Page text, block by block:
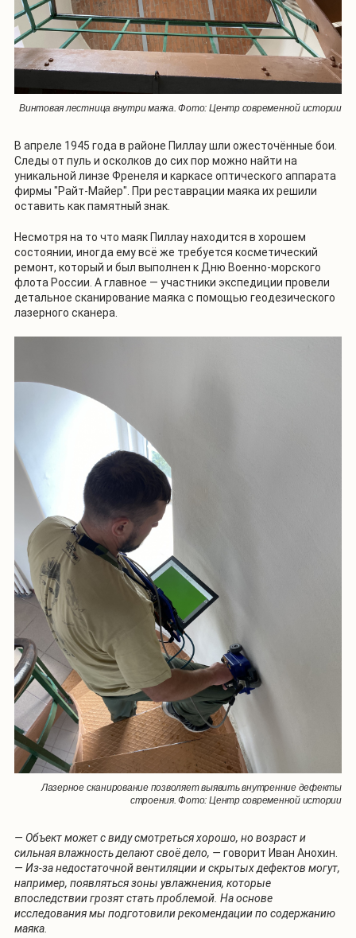
Винтовая лестница внутри маяка. Фото: Центр современной истории
В апреле 1945 года в районе Пиллау шли ожесточённые бои.
Следы от пуль и осколков до сих пор можно найти на
уникальной линзе Френеля и каркасе оптического аппарата
фирмы "Райт-Майер". При реставрации маяка их решили
оставить как памятный знак.
Несмотря на то что маяк Пиллау находится в хорошем
состоянии, иногда ему всё же требуется косметический
ремонт, который и был выполнен к Дню Военно-морского
флота России. А главное — участники экспедиции провели
детальное сканирование маяка с помощью геодезического
лазерного сканера.
Лазерное сканирование позволяет выявить внутренние дефекты
строения. Фото: Центр современной истории
— Объект может с виду смотреться хорошо, но возраст и
сильная влажность делают своё дело, — говорит Иван Анохин.
— Из-за недостаточной вентиляции и скрытых дефектов могут,
например, появляться зоны увлажнения, которые
впоследствии грозят стать проблемой. На основе
исследования мы подготовили рекомендации по содержанию
маяка.